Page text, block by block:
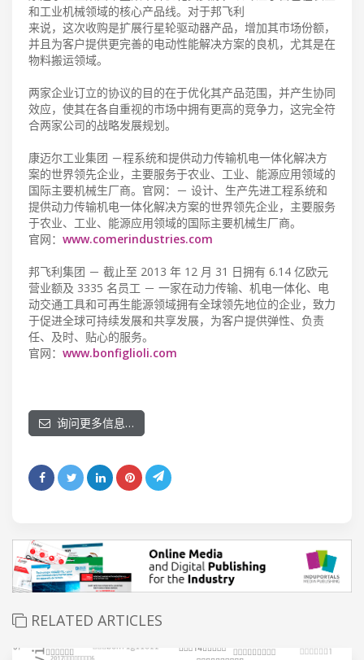
和工业机械领域的核心产品线。对于邦飞利
来说，这次收购是扩展行星轮驱动器产品，增加其市场份额，
并且为客户提供更完善的电动性能解决方案的良机，尤其是在
物料搬运领域。
两家企业订立的协议的目的在于优化其产品范围，并产生协同
效应，使其在各自重视的市场中拥有更高的竞争力，这完全符
合两家公司的战略发展规划。
康迈尔工业集团 －程系统和提供动力传输机电一体化解决方
案的世界领先企业，主要服务于农业、工业、能源应用领域的
国际主要机械生厂商。官网：－ 设计、生产先进工程系统和
提供动力传输机电一体化解决方案的世界领先企业，主要服务
于农业、工业、能源应用领域的国际主要机械生厂商。
官网： www.comerindustries.com
邦飞利集团 － 截止至 2013 年 12 月 31 日拥有 6.14 亿欧元
营业额及 3335 名员工 － 一家在动力传输、机电一体化、电
动交通工具和可再生能源领域拥有全球领先地位的企业，致力
于促进全球可持续发展和共享发展，为客户提供弹性、负责
任、及时、贴心的服务。
官网： www.bonfiglioli.com
询问更多信息…
RELATED ARTICLES